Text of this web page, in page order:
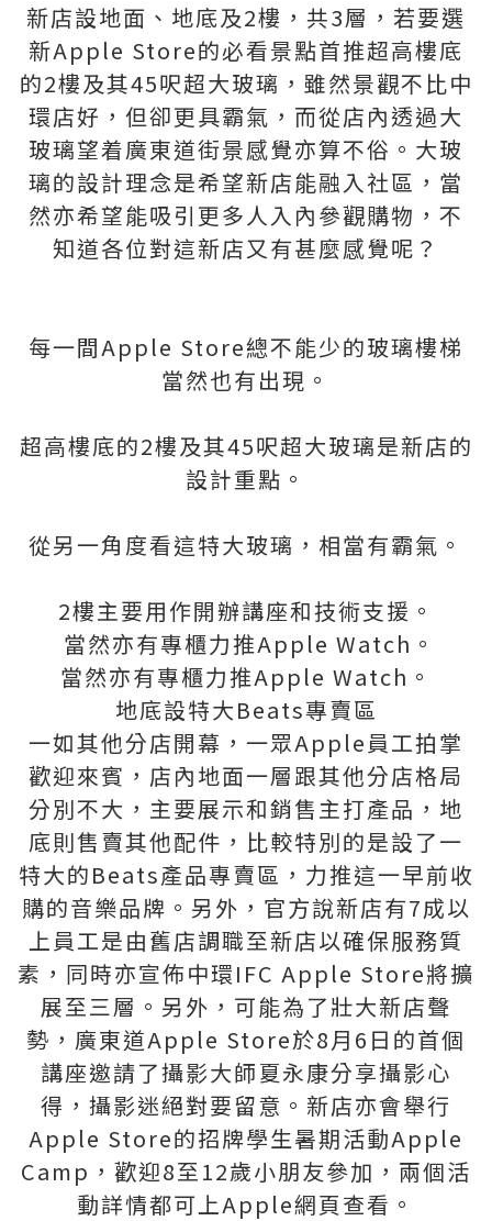
新店設地面、地底及2樓，共3層，若要選
新Apple Store的必看景點首推超高樓底
的2樓及其45呎超大玻璃，雖然景觀不比中
環店好，但卻更具霸氣，而從店內透過大
玻璃望着廣東道街景感覺亦算不俗。大玻
璃的設計理念是希望新店能融入社區，當
然亦希望能吸引更多人入內參觀購物，不
知道各位對這新店又有甚麼感覺呢？
每一間Apple Store總不能少的玻璃樓梯
當然也有出現。
超高樓底的2樓及其45呎超大玻璃是新店的
設計重點。
從另一角度看這特大玻璃，相當有霸氣。
2樓主要用作開辦講座和技術支援。
當然亦有專櫃力推Apple Watch。
當然亦有專櫃力推Apple Watch。
地底設特大Beats專賣區
一如其他分店開幕，一眾Apple員工拍掌
歡迎來賓，店內地面一層跟其他分店格局
分別不大，主要展示和銷售主打產品，地
底則售賣其他配件，比較特別的是設了一
特大的Beats產品專賣區，力推這一早前收
購的音樂品牌。另外，官方說新店有7成以
上員工是由舊店調職至新店以確保服務質
素，同時亦宣佈中環IFC Apple Store將擴
展至三層。另外，可能為了壯大新店聲
勢，廣東道Apple Store於8月6日的首個
講座邀請了攝影大師夏永康分享攝影心
得，攝影迷絕對要留意。新店亦會舉行
Apple Store的招牌學生暑期活動Apple
Camp，歡迎8至12歲小朋友參加，兩個活
動詳情都可上Apple網頁查看。